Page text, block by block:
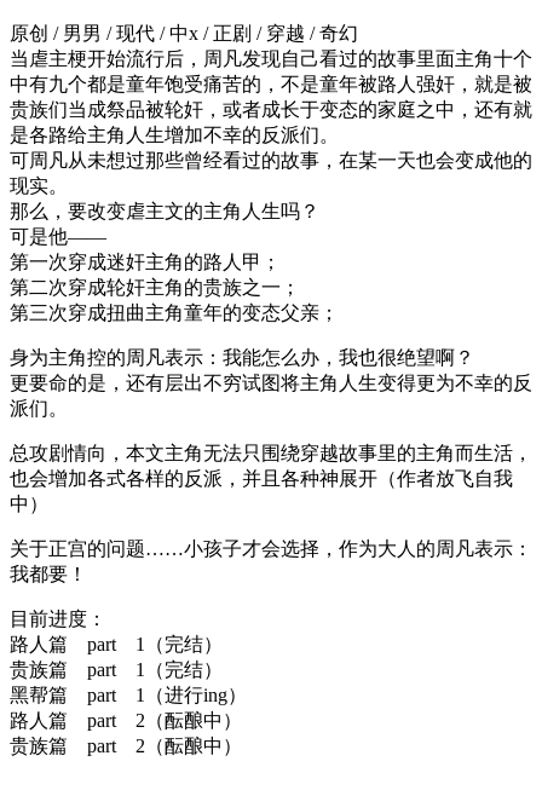
原创 / 男男 / 现代 / 中x / 正剧 / 穿越 / 奇幻
当虐主梗开始流行后，周凡发现自己看过的故事里面主角十个
中有九个都是童年饱受痛苦的，不是童年被路人强奸，就是被
贵族们当成祭品被轮奸，或者成长于变态的家庭之中，还有就
是各路给主角人生增加不幸的反派们。
可周凡从未想过那些曾经看过的故事，在某一天也会变成他的
现实。
那么，要改变虐主文的主角人生吗？
可是他——
第一次穿成迷奸主角的路人甲；
第二次穿成轮奸主角的贵族之一；
第三次穿成扭曲主角童年的变态父亲；
身为主角控的周凡表示：我能怎么办，我也很绝望啊？
更要命的是，还有层出不穷试图将主角人生变得更为不幸的反
派们。
总攻剧情向，本文主角无法只围绕穿越故事里的主角而生活，
也会增加各式各样的反派，并且各种神展开（作者放飞自我
中）
关于正宫的问题……小孩子才会选择，作为大人的周凡表示：
我都要！
目前进度：
路人篇 part 1（完结）
贵族篇 part 1（完结）
黑帮篇 part 1（进行ing）
路人篇 part 2（酝酿中）
贵族篇 part 2（酝酿中）